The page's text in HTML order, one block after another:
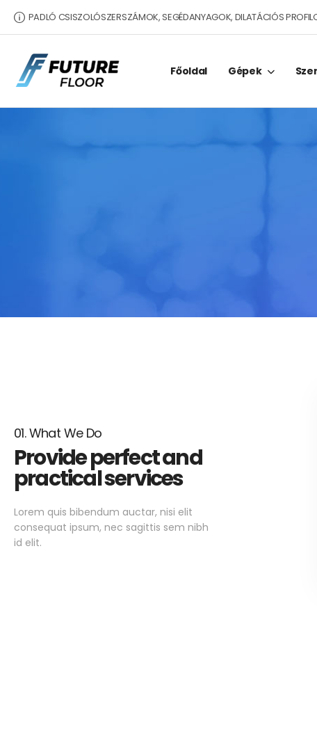
PADLÓ CSISZOLÓSZERSZÁMOK, SEGÉDANYAGOK, DILATÁCIÓS
Főoldal Gépek
01. What We Do
Provide perfect and
practical services
Lorem quis bibendum auctar, nisi elit
consequat ipsum, nec sagittis sem nibh
id elit.